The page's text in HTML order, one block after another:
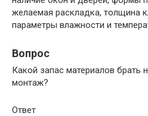
желаемая раскладка, толщина
параметры влажности и
Вопрос
Какой запас материалов брать
монтаж?
Ответ